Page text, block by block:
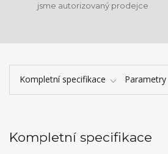
jsme autorizovaný prodejce
Kompletní specifikace Parametry
Kompletní specifikace